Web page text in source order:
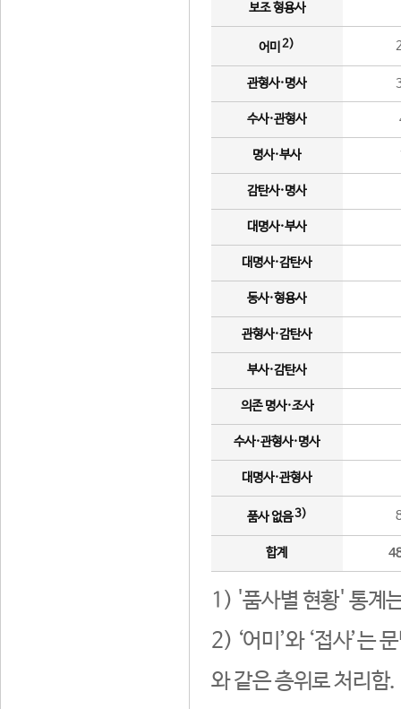
보조 형용사
어미 2)
관형사·명사
수사·관형사
명사·부사
감탄사·명사
대명사·부사
대명사·감탄사
동사·형용사
관형사·감탄사
부사·감탄사
의존 명사·조사
수사·관형사·명사
대명사·관형사
품사 없음3)
합계
1) '품사별 현황' 통계
2) ‘어미’와 ‘접사’는
와 같은 층위로 처리함.